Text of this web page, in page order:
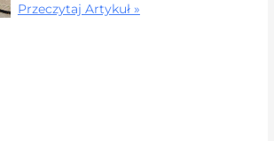
Przeczytaj Artykuł »